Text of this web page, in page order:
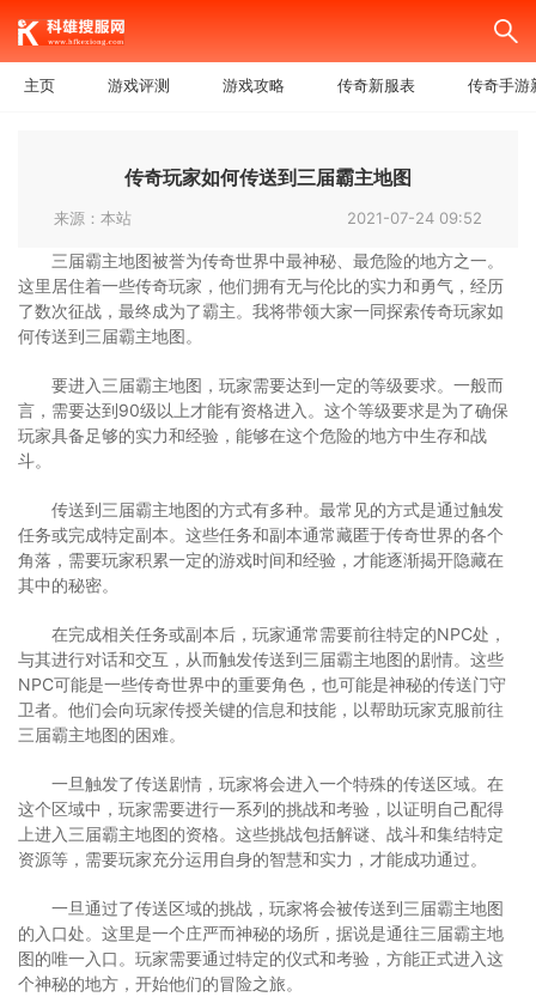
主页 游戏评测 游戏攻略 传奇新服表 传奇手游
传奇玩家如何传送到三届霸主地图
来源：本站 2021-07-24 09:52
三届霸主地图被誉为传奇世界中最神秘、最危险的地方之一。
这里居住着一些传奇玩家，他们拥有无与伦比的实力和勇气，经历
了数次征战，最终成为了霸主。我将带领大家一同探索传奇玩家如
何传送到三届霸主地图。
要进入三届霸主地图，玩家需要达到一定的等级要求。一般而
言，需要达到90级以上才能有资格进入。这个等级要求是为了确保
玩家具备足够的实力和经验，能够在这个危险的地方中生存和战
斗。
传送到三届霸主地图的方式有多种。最常见的方式是通过触发
任务或完成特定副本。这些任务和副本通常藏匿于传奇世界的各个
角落，需要玩家积累一定的游戏时间和经验，才能逐渐揭开隐藏在
其中的秘密。
在完成相关任务或副本后，玩家通常需要前往特定的NPC处，
与其进行对话和交互，从而触发传送到三届霸主地图的剧情。这些
NPC可能是一些传奇世界中的重要角色，也可能是神秘的传送门守
卫者。他们会向玩家传授关键的信息和技能，以帮助玩家克服前往
三届霸主地图的困难。
一旦触发了传送剧情，玩家将会进入一个特殊的传送区域。在
这个区域中，玩家需要进行一系列的挑战和考验，以证明自己配得
上进入三届霸主地图的资格。这些挑战包括解谜、战斗和集结特定
资源等，需要玩家充分运用自身的智慧和实力，才能成功通过。
一旦通过了传送区域的挑战，玩家将会被传送到三届霸主地图
的入口处。这里是一个庄严而神秘的场所，据说是通往三届霸主地
图的唯一入口。玩家需要通过特定的仪式和考验，方能正式进入这
个神秘的地方，开始他们的冒险之旅。